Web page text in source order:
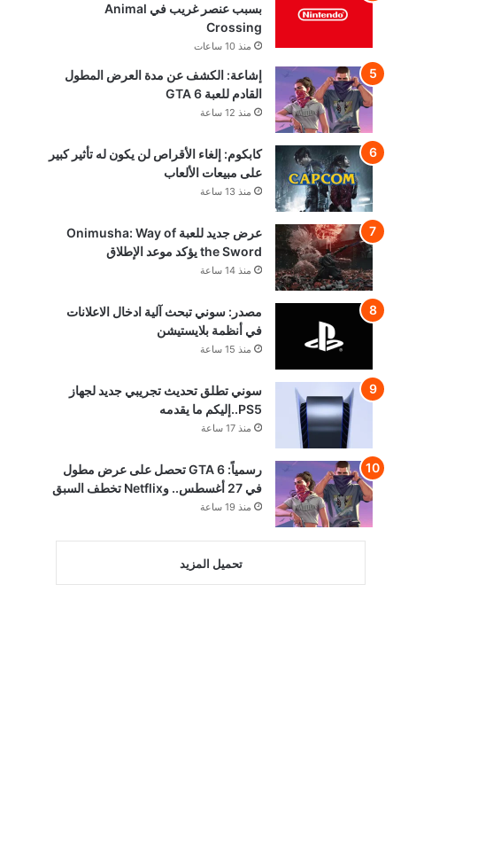
بسبب عنصر غريب في Animal
Crossing
منذ 10 ساعات
إشاعة: الكشف عن مدة العرض المطول
القادم للعبة GTA 6
منذ 12 ساعة
كابكوم: إلغاء الأقراص لن يكون له تأثير كبير
على مبيعات الألعاب
منذ 13 ساعة
عرض جديد للعبة Onimusha: Way of
the Sword يؤكد موعد الإطلاق
منذ 14 ساعة
مصدر: سوني تبحث آلية ادخال الاعلانات
في أنظمة بلايستيشن
منذ 15 ساعة
سوني تطلق تحديث تجريبي جديد لجهاز
PS5..إليكم ما يقدمه
منذ 17 ساعة
رسمياً: GTA 6 تحصل على عرض مطول
في 27 أغسطس.. وNetflix تخطف السبق
منذ 19 ساعة
تحميل المزيد